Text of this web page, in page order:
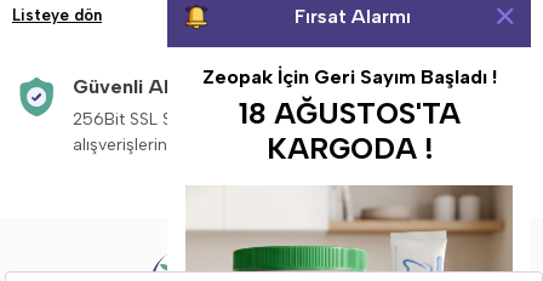
Listeye dön
Güvenli Alışveriş
256Bit SSL Sertifikası ile
alışverişleriniz güvende.
Aynı Gün Kargo
Saat 14:00’a kadar
siparişleriniz aynı
Fırsat Alarmı
Zeopak İçin Geri Sayım Başladı !
18 AĞUSTOS'TA
KARGODA !